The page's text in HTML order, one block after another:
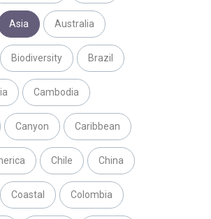
Asia Australia
Biodiversity Brazil
Cambodia
Canyon Caribbean
Chile China
Coastal Colombia